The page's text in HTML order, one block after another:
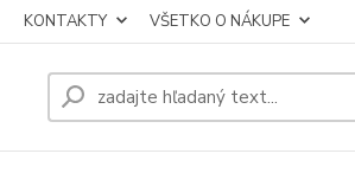
KONTAKTY VŠETKO O NÁKUPE